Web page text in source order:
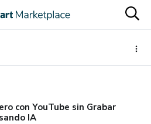
con YouTube sin Grabar
IA